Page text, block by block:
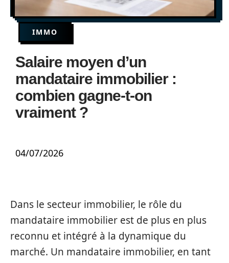
IMMO
Salaire moyen d’un
mandataire immobilier :
combien gagne-t-on
vraiment ?
04/07/2026
Dans le secteur immobilier, le rôle du
mandataire immobilier est de plus en plus
reconnu et intégré à la dynamique du
marché. Un mandataire immobilier, en tant